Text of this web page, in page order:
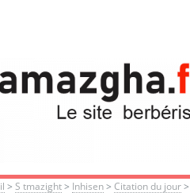
> S tmazight> Inhisen>Citation du jour